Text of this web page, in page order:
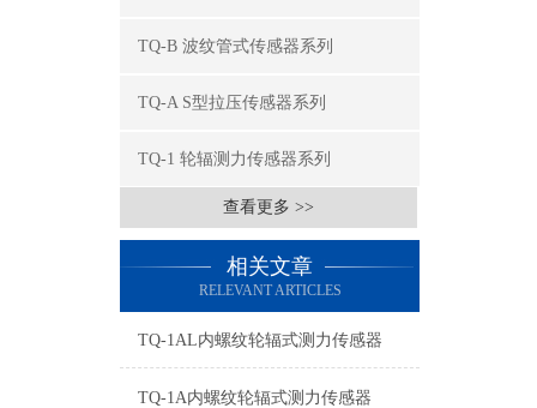
TQ-B 波纹管式传感器系列
TQ-A S型拉压传感器系列
TQ-1 轮辐测力传感器系列
查看更多 >>
相关文章
RELEVANT ARTICLES
TQ-1AL内螺纹轮辐式测力传感器
TQ-1A内螺纹轮辐式测力传感器